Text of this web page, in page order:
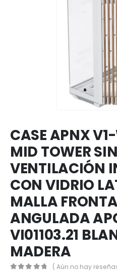
CASE APNX
MID TOWER SIN
VENTILACIÓN
CON VIDRIO
MALLA
ANGULADA
VI01103.21
MADERA
( Aún no hay